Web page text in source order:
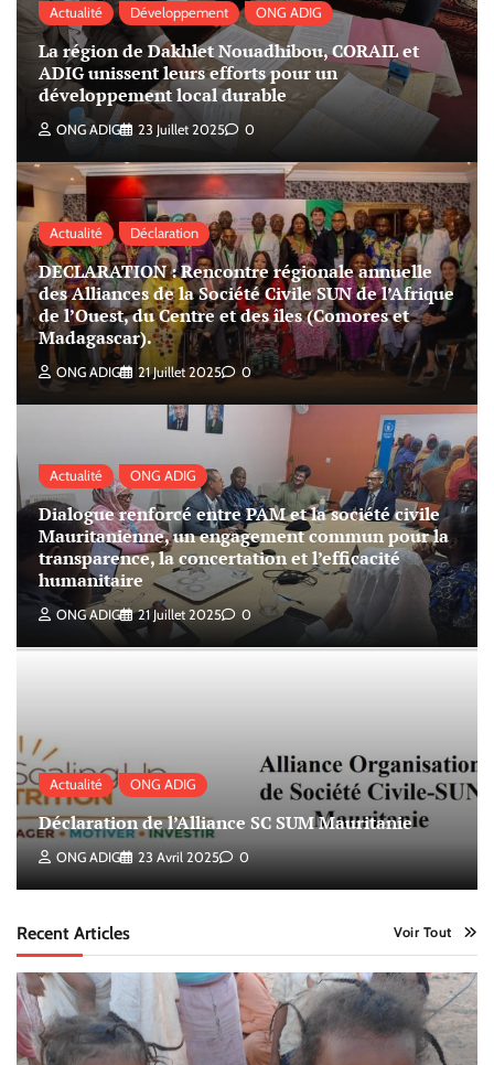
Actualité Développement ONG ADIG
La région de Dakhlet Nouadhibou, CORAIL et
ADIG unissent leurs efforts pour un
développement local durable
ONG ADIG 23 Juillet 2025 0
Actualité Déclaration
DECLARATION : Rencontre régionale annuelle
des Alliances de la Société Civile SUN de l’Afrique
de l’Ouest, du Centre et des îles (Comores et
Madagascar).
ONG ADIG 21 Juillet 2025 0
Actualité ONG ADIG
Dialogue renforcé entre PAM et la société civile
Mauritanienne, un engagement commun pour la
transparence, la concertation et l’efficacité
humanitaire
ONG ADIG 21 Juillet 2025 0
Actualité ONG ADIG
Déclaration de l’Alliance SC SUM Mauritanie
ONG ADIG 23 Avril 2025 0
Recent Articles Voir Tout